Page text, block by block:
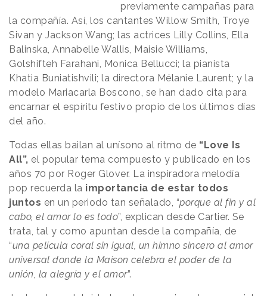
previamente campañas para
la compañía. Así, los cantantes Willow Smith, Troye
Sivan y Jackson Wang; las actrices Lilly Collins, Ella
Balinska, Annabelle Wallis, Maisie Williams,
Golshifteh Farahani, Monica Bellucci; la pianista
Khatia Buniatishvili; la directora Mélanie Laurent; y la
modelo Mariacarla Boscono, se han dado cita para
encarnar el espíritu festivo propio de los últimos días
del año.
Todas ellas bailan al unísono al ritmo de “Love Is
All”, el popular tema compuesto y publicado en los
años 70 por Roger Glover. La inspiradora melodía
pop recuerda la importancia de estar todos
juntos en un periodo tan señalado, “porque al fin y al
cabo, el amor lo es todo”, explican desde Cartier. Se
trata, tal y como apuntan desde la compañía, de
“una película coral sin igual, un himno sincero al amor
universal donde la Maison celebra el poder de la
unión, la alegría y el amor”.